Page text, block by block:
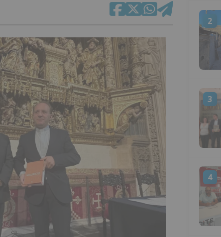
2
3
4